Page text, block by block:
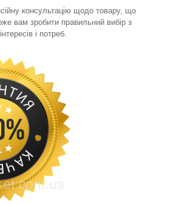
консультацію щодо товару, що
вам зробити правильний вибір з
і потреб.